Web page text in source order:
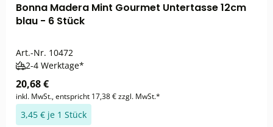
Bonna Madera Mint Gourmet Untertasse 12cm
blau - 6 Stück
Art.-Nr. 10472
2-4 Werktage*
20,68 €
inkl. MwSt., entspricht 17,38 € zzgl. MwSt.*
3,45 € je 1 Stück